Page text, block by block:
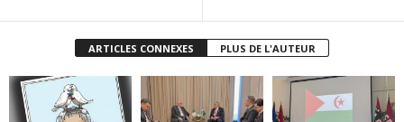
ARTICLES CONNEXES PLUS DE L'AUTEUR